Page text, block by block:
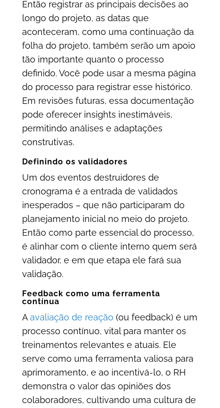
Então registrar as principais decisões ao
longo do projeto, as datas que
aconteceram, como uma continuação da
folha do projeto, também serão um apoio
tão importante quanto o processo
definido. Você pode usar a mesma página
do processo para registrar esse histórico.
Em revisões futuras, essa documentação
pode oferecer insights inestimáveis,
permitindo análises e adaptações
construtivas.
Definindo os validadores
Um dos eventos destruidores de
cronograma é a entrada de validados
inesperados – que não participaram do
planejamento inicial no meio do projeto.
Então como parte essencial do processo,
é alinhar com o cliente interno quem será
validador, e em que etapa ele fará sua
validação.
Feedback como uma ferramenta
contínua
Aavaliação de reação (ou feedback) é um
processo contínuo, vital para manter os
treinamentos relevantes e atuais. Ele
serve como uma ferramenta valiosa para
aprimoramento, e ao incentivá-lo, o RH
demonstra o valor das opiniões dos
colaboradores, cultivando uma cultura de